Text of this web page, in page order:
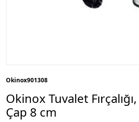
Okinox901308
Okinox Tuvalet Fırçalığı,
Çap 8 cm